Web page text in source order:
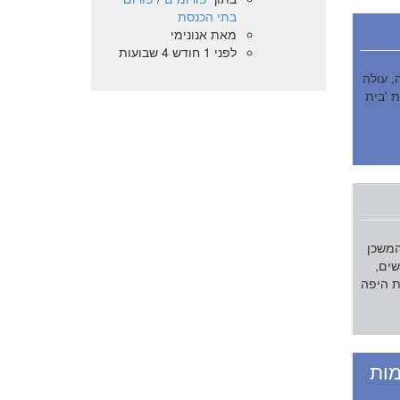
עולה
'בית
היפה
בתי הכנסת
מאתאנונימי
לפני 1 חודש 4 שבועות